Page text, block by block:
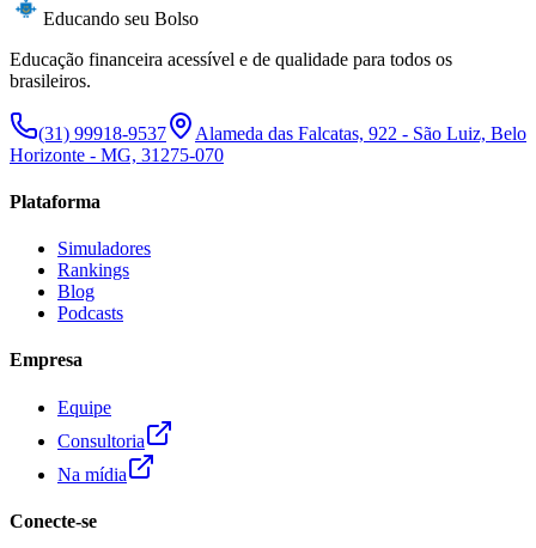
Educando seu Bolso
Educação financeira acessível e de qualidade para todos os
brasileiros.
(31) 99918-9537
Alameda das Falcatas, 922 - São Luiz, Belo
Horizonte - MG, 31275-070
Plataforma
Simuladores
Rankings
Blog
Podcasts
Empresa
Equipe
Consultoria
Na mídia
Conecte-se